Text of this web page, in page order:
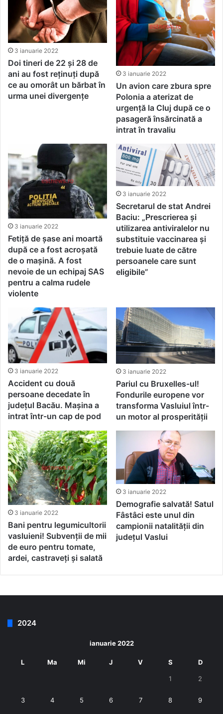
3 ianuarie 2022
Doi tineri de 22 și 28 de
ani au fost reținuți după
ce au omorât un bărbat în
urma unei divergențe
3 ianuarie 2022
Un avion care zbura spre
Polonia a aterizat de
urgență la Cluj după ce o
pasageră însărcinată a
intrat în travaliu
3 ianuarie 2022
Fetiță de șase ani moartă
după ce a fost acroșată
de o mașină. A fost
nevoie de un echipaj SAS
pentru a calma rudele
violente
3 ianuarie 2022
Secretarul de stat Andrei
Baciu: „Prescrierea şi
utilizarea antiviralelor nu
substituie vaccinarea şi
trebuie luate de către
persoanele care sunt
eligibile”
3 ianuarie 2022
Accident cu două
persoane decedate în
județul Bacău. Mașina a
intrat într-un cap de pod
3 ianuarie 2022
Pariul cu Bruxelles-ul!
Fondurile europene vor
transforma Vasluiul într-
un motor al prosperității
3 ianuarie 2022
Bani pentru legumicultorii
vasluieni! Subvenții de mii
de euro pentru tomate,
ardei, castraveți și salată
3 ianuarie 2022
Demografie salvată! Satul
Fâstâci este unul din
campionii natalității din
județul Vaslui
2024
ianuarie 2022
L Ma Mi J V S D
1 2
3 4 5 6 7 8 9